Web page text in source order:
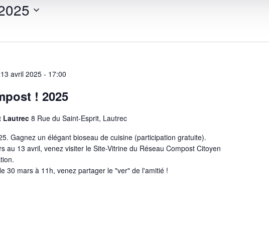
13 avril 2025 - 17:00
! 2025
Lautrec8 Rue du Saint-Esprit, Lautrec
Gagnez un élégant bioseau de cuisine (participation gratuite).
au 13 avril, venez visiter le Site-Vitrine du Réseau Compost Citoyen
30 mars à 11h, venez partager le "ver" de l'amitié !